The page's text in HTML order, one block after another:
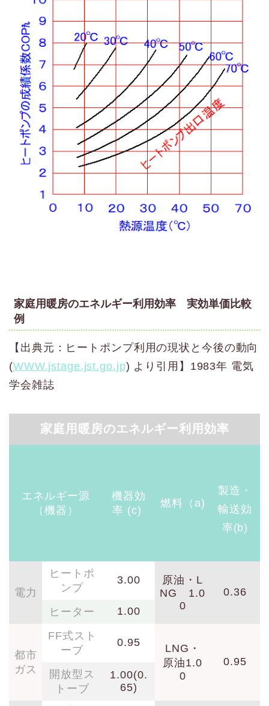
家庭用暖房のエネルギー利用効率 実効単価比較
例
【出典元：ヒートポンプ利用の現状と今後の動向
(WWW.jstage.jst.go.jp) より引用】1983年 電気
学会雑誌
家庭用暖房のエネルギー利用効率
エネルギー源
（機器）
機器効
率 (c)
燃料（a)
製造・
輸送効
率(b)
電力
ヒートポ
ンプ
3.00
原油・L
NG 1.0
0
0.36
ヒーター
1.00
都市
ガス
FF式スト
ーブ
0.95
LNG・
原油1.0
0
0.95
開放型ス
トーブ
1.00(0.
65)